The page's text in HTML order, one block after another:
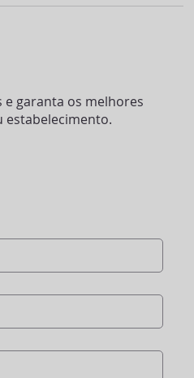
e garanta os melhores
estabelecimento.